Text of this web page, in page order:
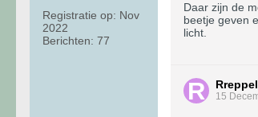
Registratie op: Nov
2022
Berichten: 77
Daar zijn de
beetje geven
licht.
15